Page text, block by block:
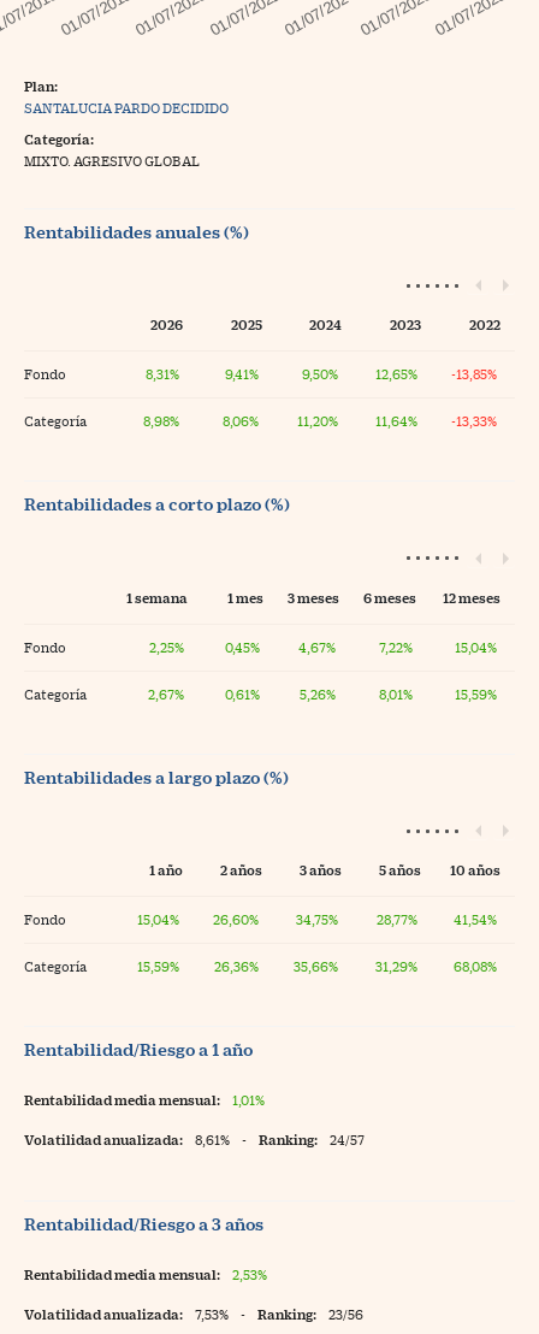
Plan:
SANTALUCIA PARDO DECIDIDO
Categoría:
MIXTO. AGRESIVO GLOBAL
Rentabilidades anuales (%)
2026 2025 2024 2023 2022
Fondo 8,31% 9,41% 9,50% 12,65% -13,85%
Categoría 8,98% 8,06% 11,20% 11,64% -13,33%
Rentabilidades a corto plazo (%)
1 semana 1 mes 3 meses 6 meses 12 meses
Fondo 2,25% 0,45% 4,67% 7,22% 15,04%
Categoría 2,67% 0,61% 5,26% 8,01% 15,59%
Rentabilidades a largo plazo (%)
1 año 2 años 3 años 5 años 10 años
Fondo 15,04% 26,60% 34,75% 28,77% 41,54%
Categoría 15,59% 26,36% 35,66% 31,29% 68,08%
Rentabilidad/Riesgo a 1 año
Rentabilidad media mensual: 1,01%
Volatilidad anualizada: 8,61% - Ranking: 24/57
Rentabilidad/Riesgo a 3 años
Rentabilidad media mensual: 2,53%
Volatilidad anualizada: 7,53% - Ranking: 23/56